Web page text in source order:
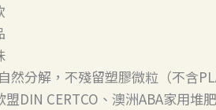
分解，不殘留塑膠微粒（不含
DIN CERTCO、澳洲ABA家用堆